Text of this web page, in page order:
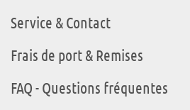
Service & Contact
Frais de port & Remises
FAQ - Questions fréquentes